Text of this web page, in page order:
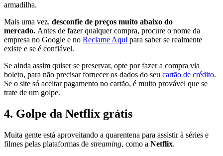
armadilha.
Mais uma vez, desconfie de preços muito abaixo do
mercado. Antes de fazer qualquer compra, procure o nome da
empresa no Google e no Reclame Aqui para saber se realmente
existe e se é confiável.
Se ainda assim quiser se preservar, opte por fazer a compra via
boleto, para não precisar fornecer os dados do seu cartão de crédito.
Se o site só aceitar pagamento no cartão, é muito provável que se
trate de um golpe.
4. Golpe da Netflix grátis
Muita gente está aproveitando a quarentena para assistir à séries e
filmes pelas plataformas de streaming, como a Netflix.